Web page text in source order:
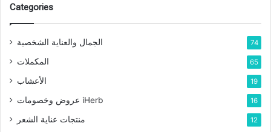
Categories
الجمال والعناية الشخصية 74
المكملات 65
الأعشاب 19
عروض وخصومات iHerb 16
منتجات عناية الشعر 12